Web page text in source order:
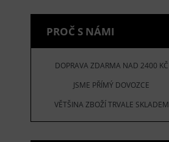
PROČ S NÁMI
DOPRAVA ZDARMA NAD 2400 KČ
JSME PŘÍMÝ DOVOZCE
VĚTŠINA ZBOŽÍ TRVALE SKLADEM